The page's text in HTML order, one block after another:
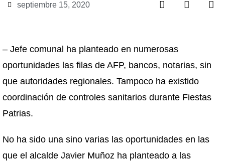
septiembre 15, 2020
– Jefe comunal ha planteado en numerosas
oportunidades las filas de AFP, bancos, notarias, sin
que autoridades regionales. Tampoco ha existido
coordinación de controles sanitarios durante Fiestas
Patrias.
No ha sido una sino varias las oportunidades en las
que el alcalde Javier Muñoz ha planteado a las